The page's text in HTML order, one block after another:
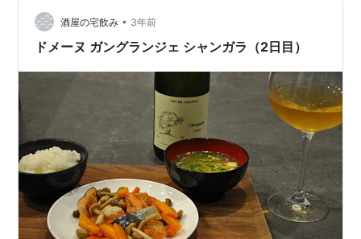
ぶりに魚を味わう家飲みのはずが・・・ アクアパッツア
延期 アクアパッツア用の野菜を切…
酒屋の宅飲み • 3年前
ドメーヌ ガングランジェ シャンガラ（2日目）